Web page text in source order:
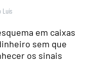
Luís
em caixas
sem que
os sinais